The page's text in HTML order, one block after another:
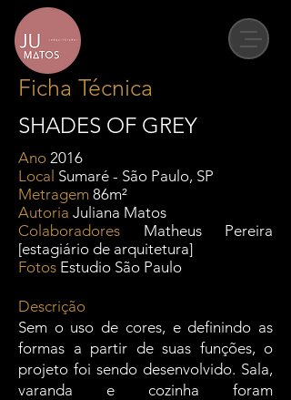
Ficha Técnica
Ano 2016
Local Sumaré - São Paulo, SP
Metragem 86m²
Autoria Juliana Matos
Colaboradores Matheus Pereira
[estagiário de arquitetura]
Fotos Estudio São Paulo
Descrição
Sem o uso de cores, e definindo as
formas a partir de suas funções, o
projeto foi sendo desenvolvido. Sala,
varanda e cozinha foram
SHADES OF GREY